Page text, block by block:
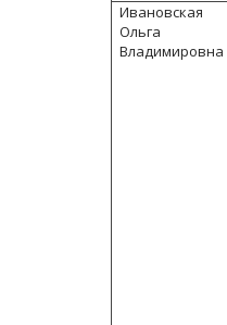
Ивановская
Ольга
Владимировна